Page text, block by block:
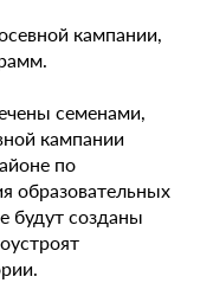
кампании,
семенами,
кампании
по
образовательных
будут созданы